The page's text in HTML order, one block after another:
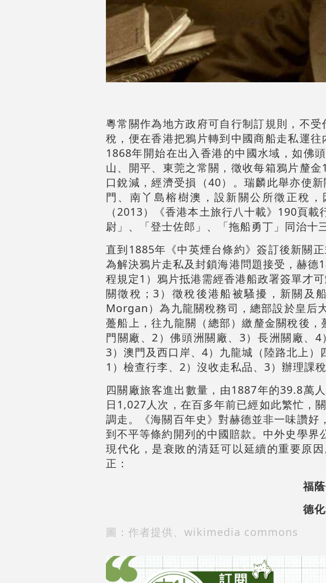
粵常關作為地方政府可自行制訂規則，不
稅，便在香港把鴉片轉到中國商船走私運
1868年開始在出入香港的中國水域，如佛
山、開平、東莞之常關，徵收每箱鴉片釐
口銳減，經濟受損（40）。瑞麟此舉亦使
門、南丫島榕樹澳，設新關公所徵正稅
（2013）《香港本土旅行八十載》190頁
尉」、「登士佐郎」、「拖船勇丁」同治十
直到1885年《中英煙台條約》簽訂後新關
為解決鴉片走私及封鎖海港問題接受，赫
程規定1）鴉片抵港需經香港船政署簽單才
關徵稅；3）徵稅後港船被騷擾，新關及
Morgan）為九龍關稅務司，總部設於皇后
躉船上，往九龍關（總部）繳釐金關稅後
門關廠、2）佛頭洲關廠、3）長洲關廠、
3）澳門及西口岸、4）九龍城（陸路北上
1）檢查行李、2）沒收走私品、3）辦理課
四關廠旅客進出數量，由1887年的39.8萬
日1,027人次，在百多年前已經如此繁忙，
調走。《海關百年史》對赫德並非一味讚
到不平等條約開列的中國賠款。中外史學
現代化，是衰敗的清廷可以延續的重要原
正：
福
德
圖：作者提供、wikimedia commons